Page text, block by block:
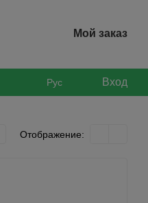
Мой заказ
Рус Вход
Отображение: